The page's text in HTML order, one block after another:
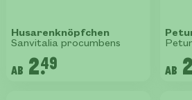
Husarenknöpfchen
Sanvitalia procumbens
ab 2.49 ab